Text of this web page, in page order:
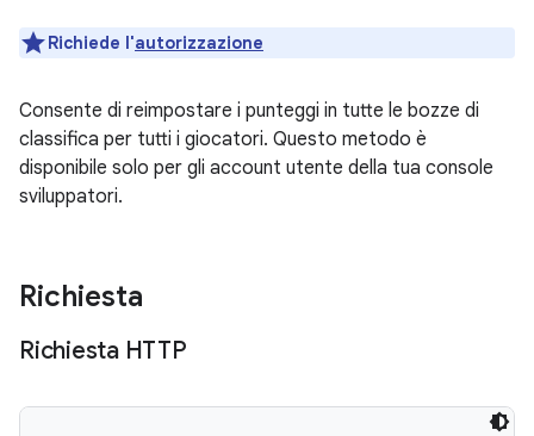
Richiede l'autorizzazione
Consente di reimpostare i punteggi in tutte le bozze di
classifica per tutti i giocatori. Questo metodo è
disponibile solo per gli account utente della tua console
sviluppatori.
Richiesta
Richiesta HTTP